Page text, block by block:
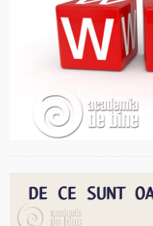
2017, UN AN
Stăteam de vorbă eu cu
cele mai marcante, mai
2017.